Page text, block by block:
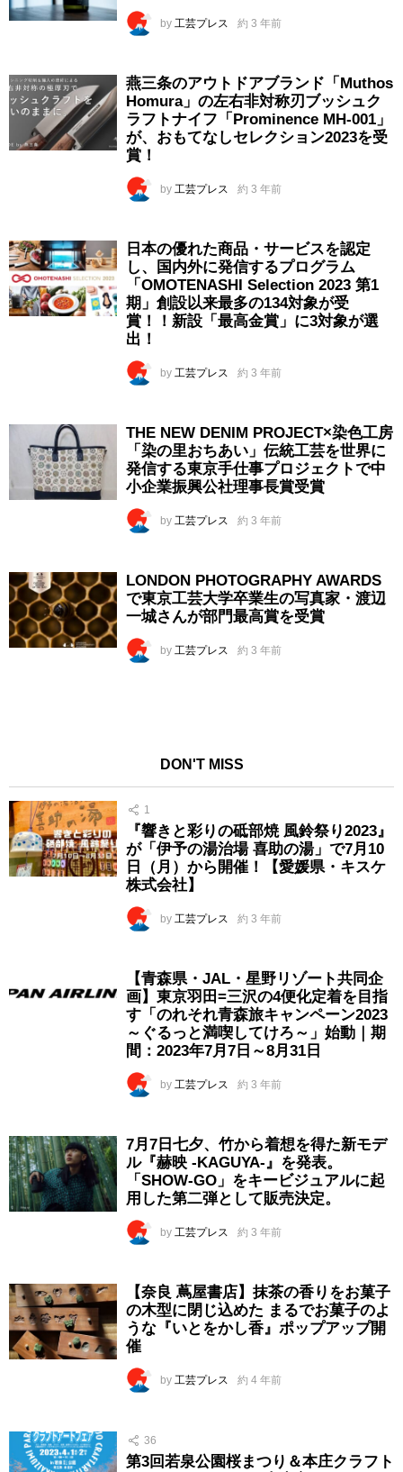
by 工芸プレス 約 3 年前
燕三条のアウトドアブランド「Muthos
Homura」の左右非対称刃ブッシュク
ラフトナイフ「Prominence MH-001」
が、おもてなしセレクション2023を受
賞！
by 工芸プレス 約 3 年前
日本の優れた商品・サービスを認定
し、国内外に発信するプログラム
「OMOTENASHI Selection 2023 第1
期」創設以来最多の134対象が受
賞！！新設「最高金賞」に3対象が選
出！
by 工芸プレス 約 3 年前
THE NEW DENIM PROJECT×染⾊⼯房
「染の里おちあい」伝統⼯芸を世界に
発信する東京手仕事プロジェクトで中
小企業振興公社理事⻑賞受賞
by 工芸プレス 約 3 年前
LONDON PHOTOGRAPHY AWARDS
で東京工芸大学卒業生の写真家・渡辺
一城さんが部門最高賞を受賞
by 工芸プレス 約 3 年前
DON'T MISS
1
『響きと彩りの砥部焼 風鈴祭り2023』
が「伊予の湯治場 喜助の湯」で7月10
日（月）から開催！【愛媛県・キスケ
株式会社】
by 工芸プレス 約 3 年前
【青森県・JAL・星野リゾート共同企
画】東京羽田=三沢の4便化定着を目指
す「のれそれ青森旅キャンペーン2023
～ぐるっと満喫してけろ～」始動｜期
間：2023年7月7日～8月31日
by 工芸プレス 約 3 年前
7月7日七夕、竹から着想を得た新モデ
ル『赫映 -KAGUYA-』を発表。
「SHOW-GO」をキービジュアルに起
用した第二弾として販売決定。
by 工芸プレス 約 3 年前
【奈良 蔦屋書店】抹茶の香りをお菓子
の木型に閉じ込めた まるでお菓子のよ
うな『いとをかし香』ポップアップ開
催
by 工芸プレス 約 4 年前
36
第3回若泉公園桜まつり＆本庄クラフト